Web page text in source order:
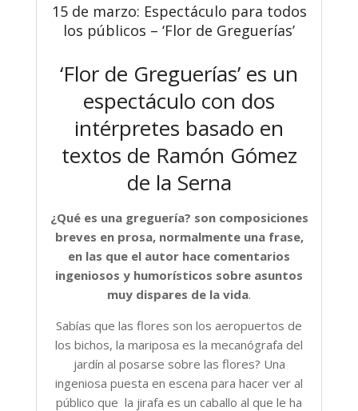
15 de marzo: Espectáculo para todos
los públicos – ‘Flor de Greguerías’
‘Flor de Greguerías’ es un
espectáculo con dos
intérpretes basado en
textos de Ramón Gómez
de la Serna
¿Qué es una greguería? son composiciones
breves en prosa, normalmente una frase,
en las que el autor hace comentarios
ingeniosos y humorísticos sobre asuntos
muy dispares de la vida.
Sabías que las flores son los aeropuertos de
los bichos, la mariposa es la mecanógrafa del
jardín al posarse sobre las flores? Una
ingeniosa puesta en escena para hacer ver al
público que la jirafa es un caballo al que le ha